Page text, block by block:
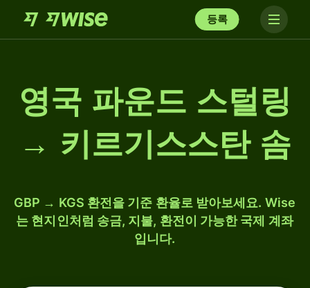
등록
영국 파운드 스털링
→ 키르기스스탄 솜
GBP → KGS 환전을 기준 환율로 받아보세요. Wise
는 현지인처럼 송금, 지불, 환전이 가능한 국제 계좌
입니다.